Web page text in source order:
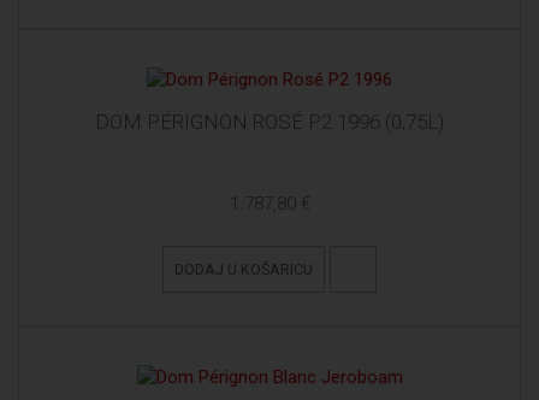
DOM PÉRIGNON ROSÉ P2 1996 (0,75L)
1.787,80 €
DODAJ U KOŠARICU